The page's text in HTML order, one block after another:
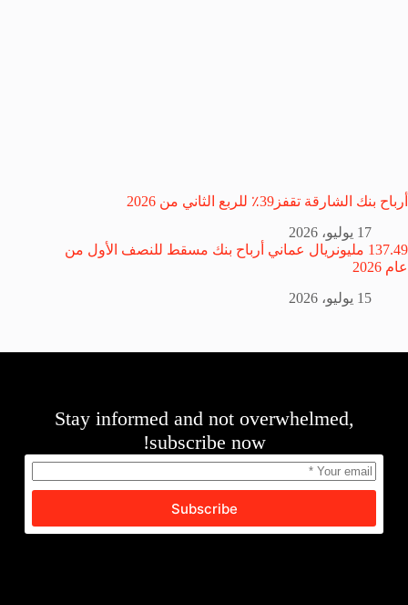
أرباح بنك الشارقة تقفز39٪ للربع الثاني من 2026
17 يوليو، 2026
137.49 مليونريال عماني أرباح بنك مسقط للنصف الأول من
عام 2026
15 يوليو، 2026
Stay informed and not overwhelmed,
subscribe now!
Subscribe